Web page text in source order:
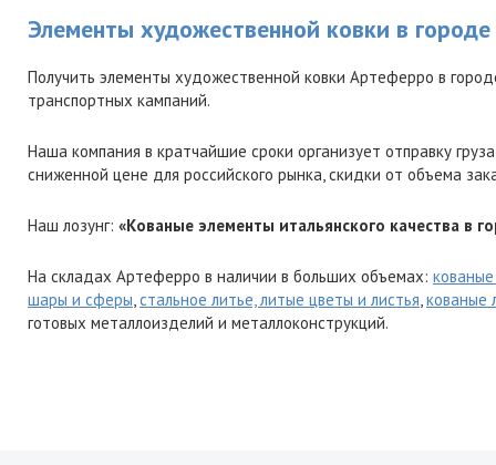
Элементы художественной ковки в
Получить элементы художественной ковки Артеферро в
транспортных кампаний.
Наша компания в кратчайшие сроки организует отправку
сниженной цене для российского рынка, скидки от объема
Наш лозунг: «Кованые элементы итальянского качества в
На складах Артеферро в наличии в больших объемах:
шары и сферы,стальное литье, литые цветы и листья,кованые
готовых металлоизделий и металлоконструкций.